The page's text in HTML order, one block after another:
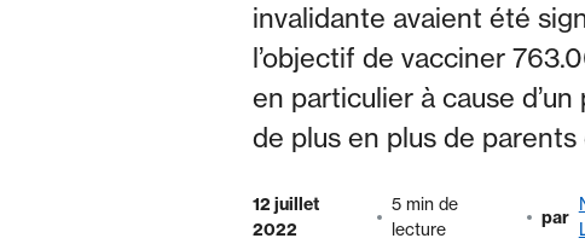
invalidante avaient été
l’objectif de vacciner
en particulier à cause
de plus en plus de parents
12 juillet
2022
5 min de
lecture
par